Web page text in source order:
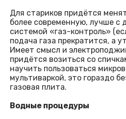
Для стариков придётся
более современную, лучше с
системой «газ-контроль»
подача газа прекратится, а
Имеет смысл и
придётся возиться со
научить пользоваться
мультиваркой, это гораздо
газовая плита.
Водные процедуры